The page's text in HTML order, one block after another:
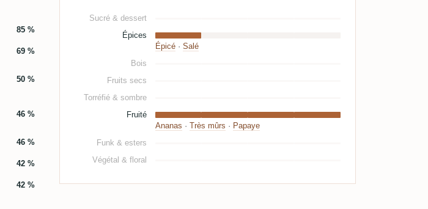
85 %
69 %
50 %
46 %
46 %
42 %
42 %
Sucré & dessert
Épices
Épicé· Salé
Bois
Fruits secs
Torréfié & sombre
Fruité
Ananas · Très mûrs · Papaye
Funk & esters
Végétal & floral